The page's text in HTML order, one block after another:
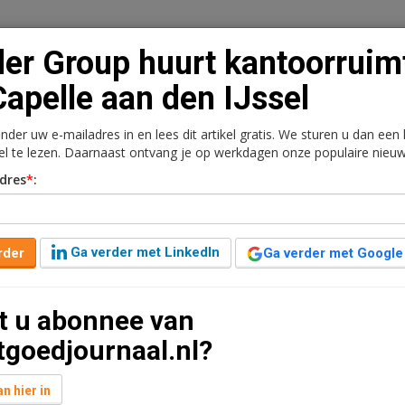
Vacaturebank Contact Abonnementen
in Capelle
2 jaar geleden aangepast
getekend voor de huur van in totaal
Quadrant 75 in Capelle aan den IJssel. De
Group huurt
aan den IJssel
uw e-mailadres in en lees dit artikel gratis. We sturen u dan een
te lezen. Daarnaast ontvang je op werkdagen onze populaire
*:
Ga verder met LinkedIn Ga verder met Google
u abonnee van
hier in